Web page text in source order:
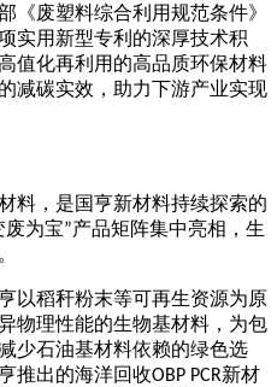
《废塑料综合利用规范条件》
实用新型专利的深厚技术积
值化再利用的高品质环保材料
减碳实效，助力下游产业实现
料，是国亨新材料持续探索的
废为宝”产品矩阵集中亮相，生
以稻秆粉末等可再生资源为原
物理性能的生物基材料，为包
少石油基材料依赖的绿色选
推出的海洋回收OBP PCR新材